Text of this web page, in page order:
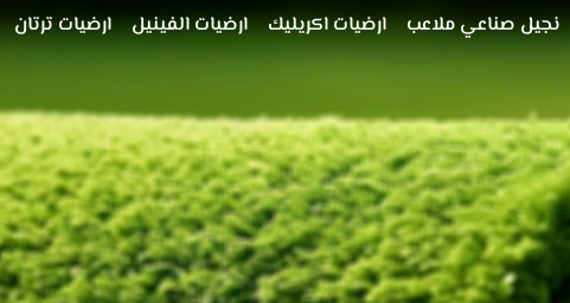
نجيل صناعي ملاعب ارضيات اكريليك ارضيات الفينيل ارضيات ترتان